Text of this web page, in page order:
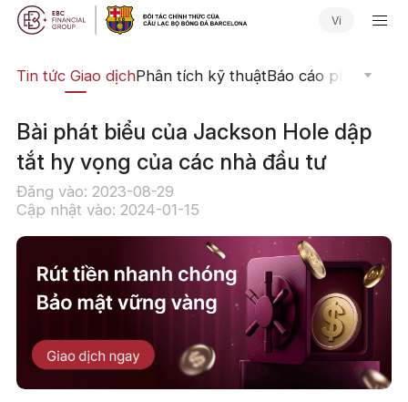
Vi
Tin tức Giao dịchPhân tích kỹ thuậtBáo cáo phân tích
Bài phát biểu của Jackson Hole dập
tắt hy vọng của các nhà đầu tư
Đăng vào: 2023-08-29
Cập nhật vào: 2024-01-15